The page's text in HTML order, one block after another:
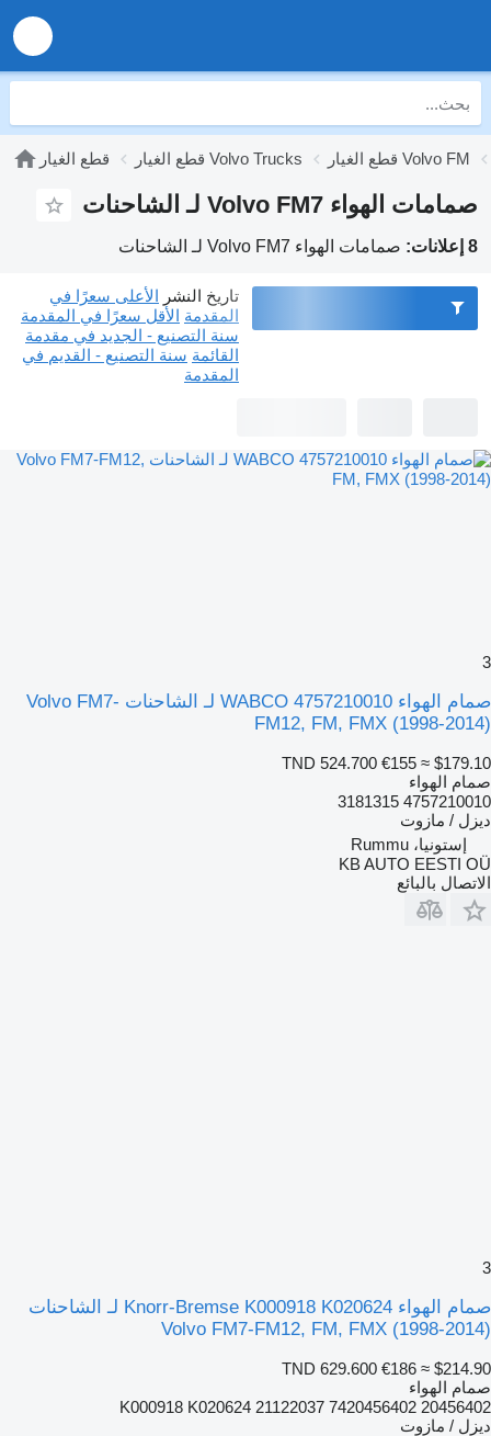
قطع الغيار قطع الغيار Volvo Trucks قطع الغيار Volvo FM
صمامات الهواء Volvo FM7 لـ الشاحنات
8 إعلانات: صمامات الهواء Volvo FM7 لـ الشاحنات
تاريخ النشر الأعلى سعرًا في
المقدمة الأقل سعرًا في المقدمة
سنة التصنيع - الجديد في مقدمة
القائمة سنة التصنيع - القديم في
المقدمة
3
صمام الهواء WABCO 4757210010 لـ الشاحنات Volvo FM7-
FM12, FM, FMX (1998-2014)
TND 524.700 €155 ≈ $179.10
صمام الهواء
4757210010 3181315
ديزل / مازوت
إستونيا، Rummu
KB AUTO EESTI OÜ
الاتصال بالبائع
3
صمام الهواء Knorr-Bremse K000918 K020624 لـ الشاحنات
Volvo FM7-FM12, FM, FMX (1998-2014)
TND 629.600 €186 ≈ $214.90
صمام الهواء
K000918 K020624 21122037 7420456402 20456402
ديزل / مازوت